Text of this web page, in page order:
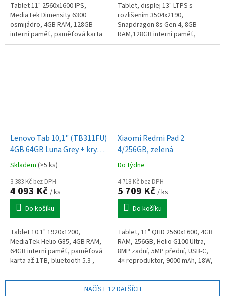
Tablet 11" 2560x1600 IPS,
MediaTek Dimensity 6300
osmijádro, 4GB RAM, 128GB
interní paměť, paměťová karta
až 2TB, bluetooth 5.2 , GPS,
Tablet, displej 13" LTPS s
rozlišením 3504x2190,
Snapdragon 8s Gen 4, 8GB
RAM,128GB interní paměť,
paměťová karta microSDXC až
Lenovo Tab 10,1" (TB311FU)
4GB 64GB Luna Grey + kryt
se stojanem
Skladem (>5 ks)
3 383 Kč bez DPH
4 093 Kč / ks
Do košíku
Tablet 10.1" 1920x1200,
MediaTek Helio G85, 4GB RAM,
64GB interní paměť, paměťová
karta až 1TB, bluetooth 5.3 ,
C, 5100mAh aku, stereo repro,
Xiaomi Redmi Pad 2
4/256GB, zelená
Do týdne
4 718 Kč bez DPH
5 709 Kč / ks
Do košíku
Tablet, 11" QHD 2560x1600, 4GB
RAM, 256GB, Helio G100 Ultra,
8MP zadní, 5MP přední, USB-C,
4× reproduktor, 9000 mAh, 18W,
NAČÍST 12 DALŠÍCH